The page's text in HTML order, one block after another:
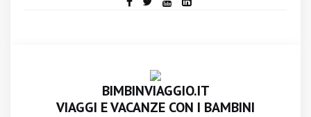
BIMBINVIAGGIO.IT
VIAGGI E VACANZE CON I BAMBINI